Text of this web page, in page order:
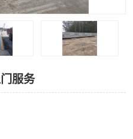
服务
金属撕碎机